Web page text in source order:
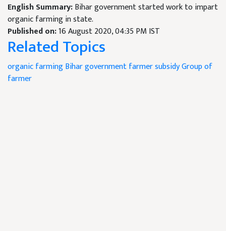
English Summary:Bihar government started work to impart
organic farming in state.
Published on:16 August 2020, 04:35 PM IST
Related Topics
organic farmingBihar governmentfarmersubsidyGroup of
farmer